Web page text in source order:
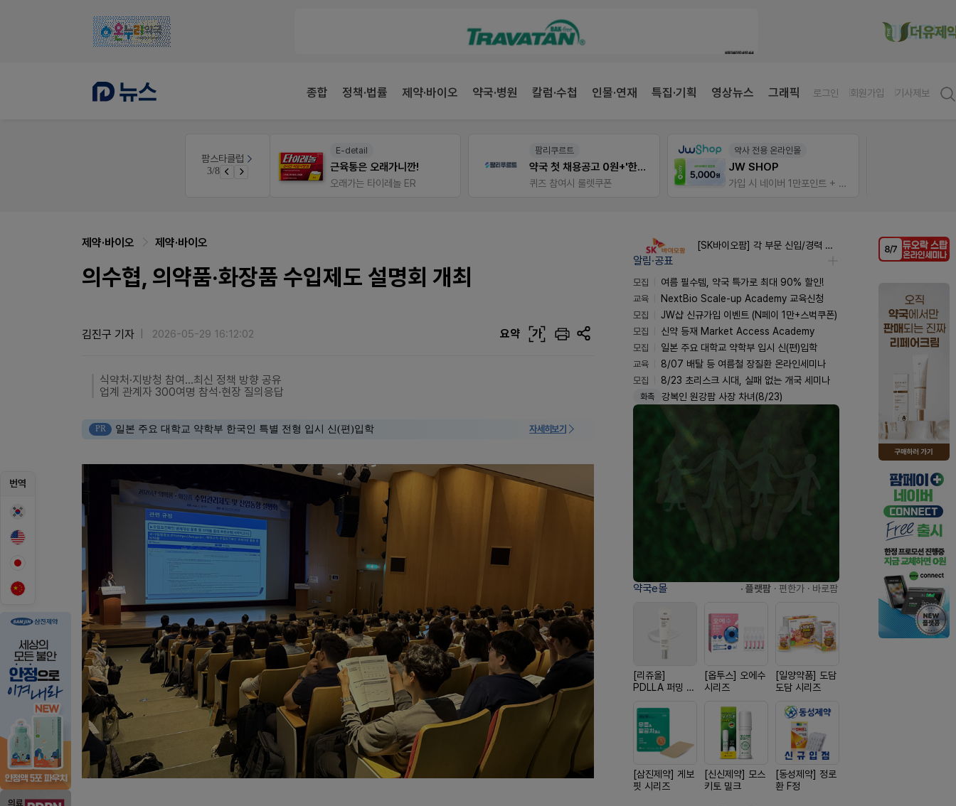
종합 정책·법률 제약·바이오 약국·병원 칼럼·수첩 인물·연재 특집·기획 영상뉴스 그래픽 로그인 회원가입 기사제보
팜스타클럽
3/8
E-detail
근육통은 오래가니깐!
오래가는 타이레놀 ER
팜리쿠르트
약국 첫 채용공고 0원+'한번 더' 무료 연장
퀴즈 참여시 룰렛쿠폰
약사 전용 온라인몰
JW SHOP
가입 시 네이버 1만포인트 + 스벅쿠폰
번역
제약·바이오 제약·바이오
의수협, 의약품·화장품 수입제도 설명회 개최
김진구 기자 2026-05-29 16:12:02 요약 가
식약처·지방청 참여…최신 정책 방향 공유
업계 관계자 300여명 참석·현장 질의응답
PR 일본 주요 대학교 약학부 한국인 특별 전형 입시 신(편)입학 자세히보기
[SK바이오팜] 각 부문 신입/경력 구성원 영입
알림·공표
모집
여름 필수템, 약국 특가로 최대 90% 할인!
교육
NextBio Scale-up Academy 교육신청
모집
JW샵 신규가입 이벤트 (N페이 1만+스벅쿠폰)
모집
신약 등재 Market Access Academy
모집
일본 주요 대학교 약학부 입시 신(편)입학
교육
8/07 배탈 등 여름철 장질환 온라인세미나
모집
8/23 초리스크 시대, 실패 없는 개국 세미나
화촉 강복인 원강팜 사장 차녀(8/23)
약국e몰 · 플랫팜 · 편한가 · 바로팜
[리쥬올]
PDLLA 퍼밍 크
[옵투스] 오에수
시리즈
[일양약품] 도담
도담 시리즈
[삼진제약] 게보
핏 시리즈
[신신제약] 모스
키토 밀크
[동성제약] 정로
환 F정